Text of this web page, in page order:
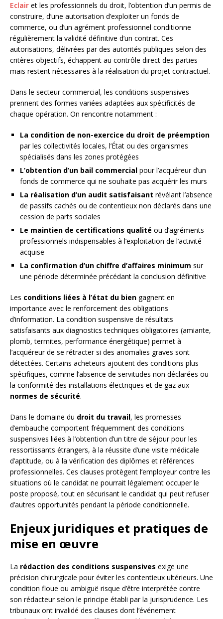
Eclair et les professionnels du droit, l’obtention d’un permis de
construire, d’une autorisation d’exploiter un fonds de
commerce, ou d’un agrément professionnel conditionne
régulièrement la validité définitive d’un contrat. Ces
autorisations, délivrées par des autorités publiques selon des
critères objectifs, échappent au contrôle direct des parties
mais restent nécessaires à la réalisation du projet contractuel.
Dans le secteur commercial, les conditions suspensives
prennent des formes variées adaptées aux spécificités de
chaque opération. On rencontre notamment :
La condition de non-exercice du droit de préemption
par les collectivités locales, l’État ou des organismes
spécialisés dans les zones protégées
L’obtention d’un bail commercial pour l’acquéreur d’un
fonds de commerce qui ne souhaite pas acquérir les murs
La réalisation d’un audit satisfaisant révélant l’absence
de passifs cachés ou de contentieux non déclarés dans une
cession de parts sociales
Le maintien de certifications qualité ou d’agréments
professionnels indispensables à l’exploitation de l’activité
acquise
La confirmation d’un chiffre d’affaires minimum sur
une période déterminée précédant la conclusion définitive
Les conditions liées à l’état du bien gagnent en
importance avec le renforcement des obligations
d’information. La condition suspensive de résultats
satisfaisants aux diagnostics techniques obligatoires (amiante,
plomb, termites, performance énergétique) permet à
l’acquéreur de se rétracter si des anomalies graves sont
détectées. Certains acheteurs ajoutent des conditions plus
spécifiques, comme l’absence de servitudes non déclarées ou
la conformité des installations électriques et de gaz aux
normes de sécurité.
Dans le domaine du droit du travail, les promesses
d’embauche comportent fréquemment des conditions
suspensives liées à l’obtention d’un titre de séjour pour les
ressortissants étrangers, à la réussite d’une visite médicale
d’aptitude, ou à la vérification des diplômes et références
professionnelles. Ces clauses protègent l’employeur contre les
situations où le candidat ne pourrait légalement occuper le
poste proposé, tout en sécurisant le candidat qui peut refuser
d’autres opportunités pendant la période conditionnelle.
Enjeux juridiques et pratiques de
mise en œuvre
La rédaction des conditions suspensives exige une
précision chirurgicale pour éviter les contentieux ultérieurs. Une
condition floue ou ambiguë risque d’être interprétée contre
son rédacteur selon le principe établi par la jurisprudence. Les
tribunaux ont invalidé des clauses dont l’événement